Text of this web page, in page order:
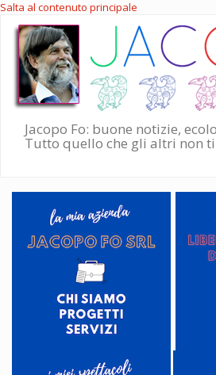
Salta al contenuto principale
Jacopo Fo: buone notizie,
Tutto quello che gli altri non